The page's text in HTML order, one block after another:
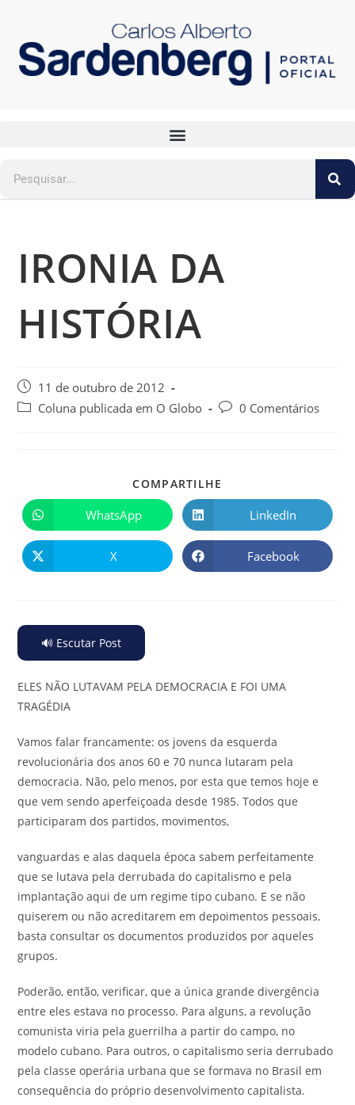
IRONIA DA
HISTÓRIA
11 de outubro de 2012
Coluna publicada em O Globo
0 Comentários
COMPARTILHE
WhatsApp LinkedIn
X Facebook
🔊 Escutar Post
ELES NÃO LUTAVAM PELA DEMOCRACIA E FOI UMA
TRAGÉDIA
Vamos falar francamente: os jovens da esquerda
revolucionária dos anos 60 e 70 nunca lutaram pela
democracia. Não, pelo menos, por esta que temos hoje e
que vem sendo aperfeiçoada desde 1985. Todos que
participaram dos partidos, movimentos,
vanguardas e alas daquela época sabem perfeitamente
que se lutava pela derrubada do capitalismo e pela
implantação aqui de um regime tipo cubano. E se não
quiserem ou não acreditarem em depoimentos pessoais,
basta consultar os documentos produzidos por aqueles
grupos.
Poderão, então, verificar, que a única grande divergência
entre eles estava no processo. Para alguns, a revolução
comunista viria pela guerrilha a partir do campo, no
modelo cubano. Para outros, o capitalismo seria derrubado
pela classe operária urbana que se formava no Brasil em
consequência do próprio desenvolvimento capitalista.